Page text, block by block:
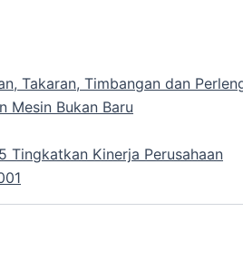
Takaran, Timbangan dan
Mesin Bukan Baru
Tingkatkan Kinerja Perusahaan